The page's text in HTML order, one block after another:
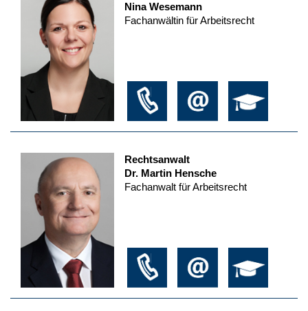
Nina Wesemann
Fachanwältin für Arbeitsrecht
Rechtsanwalt
Dr. Martin Hensche
Fachanwalt für Arbeitsrecht